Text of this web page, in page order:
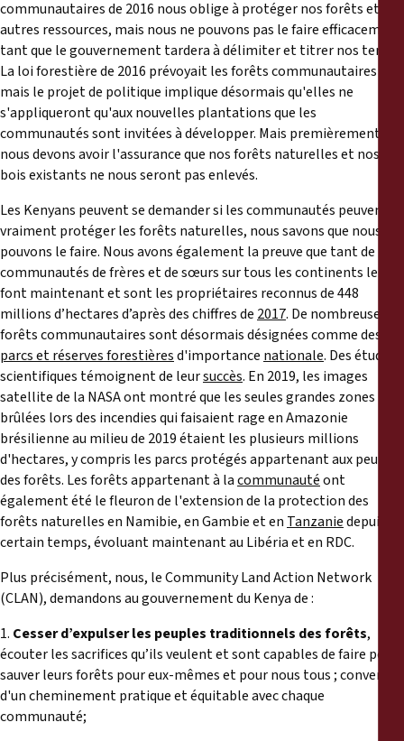
communautaires de 2016 nous oblige à protéger nos forêts et
autres ressources, mais nous ne pouvons pas le faire efficacement
tant que le gouvernement tardera à délimiter et titrer nos terres.
La loi forestière de 2016 prévoyait les forêts communautaires -
mais le projet de politique implique désormais qu'elles ne
s'appliqueront qu'aux nouvelles plantations que les
communautés sont invitées à développer. Mais premièrement,
nous devons avoir l'assurance que nos forêts naturelles et nos
bois existants ne nous seront pas enlevés.
Les Kenyans peuvent se demander si les communautés peuvent
vraiment protéger les forêts naturelles, nous savons que nous
pouvons le faire. Nous avons également la preuve que tant de
communautés de frères et de sœurs sur tous les continents le
font maintenant et sont les propriétaires reconnus de 448
millions d’hectares d’après des chiffres de 2017. De nombreuses
forêts communautaires sont désormais désignées comme des
parcs et réserves forestièresd'importance nationale. Des études
scientifiques témoignent de leursuccès. En 2019, les images
satellite de la NASA ont montré que les seules grandes zones non
brûlées lors des incendies qui faisaient rage en Amazonie
brésilienne au milieu de 2019 étaient les plusieurs millions
d'hectares, y compris les parcs protégés appartenant aux peuples
des forêts. Les forêts appartenant à lacommunautéont
également été le fleuron de l'extension de la protection des
forêts naturelles en Namibie, en Gambie et en Tanzaniedepuis un
certain temps, évoluant maintenant au Libéria et en RDC.
Plus précisément, nous, le Community Land Action Network
(CLAN), demandons au gouvernement du Kenya de :
1. Cesser d’expulser les peuples traditionnels des forêts,
écouter les sacrifices qu’ils veulent et sont capables de faire pour
sauver leurs forêts pour eux-mêmes et pour nous tous ; convenir
d'un cheminement pratique et équitable avec chaque
communauté;